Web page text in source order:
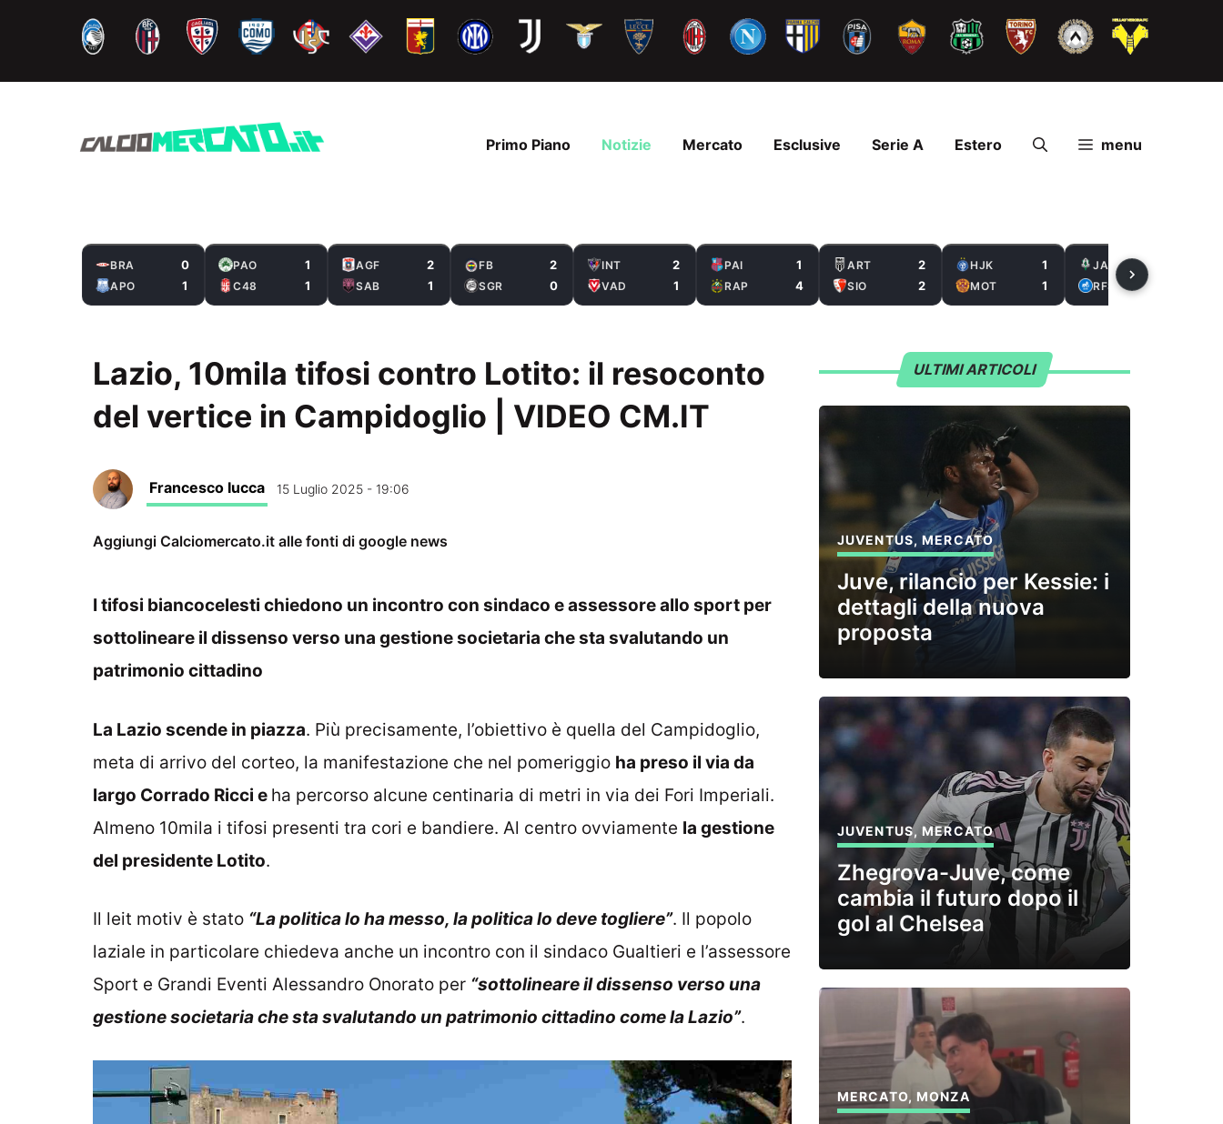
contenuto
Primo Piano Notizie Mercato Esclusive Serie A Estero menu
BRA 0
APO 1
PAO 1
C48 1
AGF 2
SAB 1
FB 2
SGR 0
INT 2
VAD 1
PAI 1
RAP 4
ART 2
SIO 2
HJK 1
MOT 1
JAB
RFS
Lazio, 10mila tifosi contro Lotito: il resoconto
del vertice in Campidoglio | VIDEO CM.IT
Francesco Iucca 15 Luglio 2025 - 19:06
Aggiungi Calciomercato.it alle fonti di google news
I tifosi biancocelesti chiedono un incontro con sindaco e assessore allo sport per
sottolineare il dissenso verso una gestione societaria che sta svalutando un
patrimonio cittadino
La Lazio scende in piazza. Più precisamente, l’obiettivo è quella del Campidoglio,
meta di arrivo del corteo, la manifestazione che nel pomeriggio ha preso il via da
largo Corrado Ricci e ha percorso alcune centinaria di metri in via dei Fori Imperiali.
Almeno 10mila i tifosi presenti tra cori e bandiere. Al centro ovviamente la gestione
del presidente Lotito.
Il leit motiv è stato “La politica lo ha messo, la politica lo deve togliere”. Il popolo
laziale in particolare chiedeva anche un incontro con il sindaco Gualtieri e l’assessore
Sport e Grandi Eventi Alessandro Onorato per “sottolineare il dissenso verso una
gestione societaria che sta svalutando un patrimonio cittadino come la Lazio”.
ULTIMI ARTICOLI
JUVENTUS,MERCATO
Juve, rilancio per Kessie: i
dettagli della nuova
proposta
JUVENTUS,MERCATO
Zhegrova-Juve, come
cambia il futuro dopo il
gol al Chelsea
MERCATO, MONZA